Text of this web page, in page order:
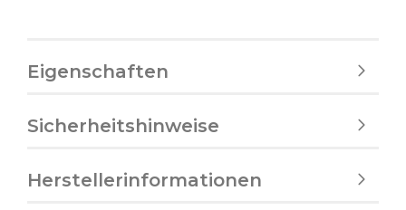
Eigenschaften
Sicherheitshinweise
Herstellerinformationen